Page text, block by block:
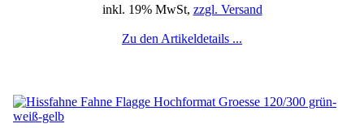
inkl. 19% MwSt, zzgl. Versand
Zu den Artikeldetails ...